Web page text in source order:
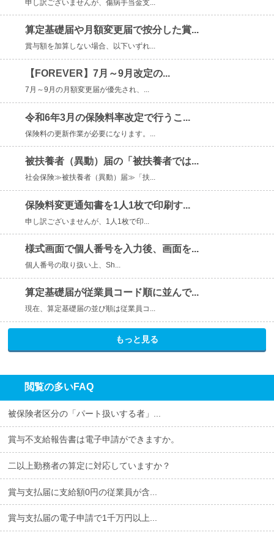
申し訳ございませんが、傷病手当金支...
算定基礎届や月額変更届で按分した賞...
賞与額を加算しない場合、以下いずれ...
【FOREVER】7月～9月改定の...
7月～9月の月額変更届が優先され、...
令和6年3月の保険料率改定で行うこ...
保険料の更新作業が必要になります。...
被扶養者（異動）届の「被扶養者では...
社会保険≫被扶養者（異動）届≫「扶...
保険料変更通知書を1人1枚で印刷す...
申し訳ございませんが、1人1枚で印...
様式画面で個人番号を入力後、画面を...
個人番号の取り扱い上、Sh...
算定基礎届が従業員コード順に並んで...
現在、算定基礎届の並び順は従業員コ...
もっと見る
閲覧の多いFAQ
被保険者区分の「パート扱いする者」...
賞与不支給報告書は電子申請ができますか。
二以上勤務者の算定に対応していますか？
賞与支払届に支給額0円の従業員が含...
賞与支払届の電子申請で1千万円以上...